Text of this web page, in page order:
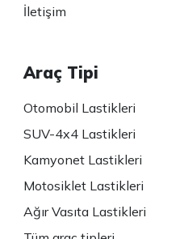
İletişim
Araç Tipi
Otomobil Lastikleri
SUV-4x4 Lastikleri
Kamyonet Lastikleri
Motosiklet Lastikleri
Ağır Vasıta Lastikleri